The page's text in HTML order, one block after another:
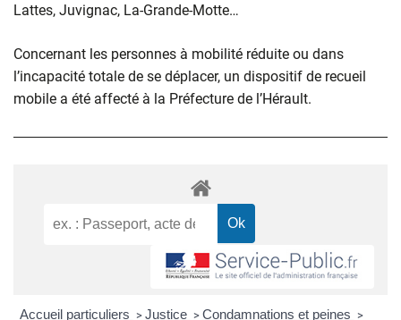
Lattes, Juvignac, La-Grande-Motte…
Concernant les personnes à mobilité réduite ou dans
l’incapacité totale de se déplacer, un dispositif de recueil
mobile a été affecté à la Préfecture de l’Hérault.
Accueil particuliers > Justice > Condamnations et peines >